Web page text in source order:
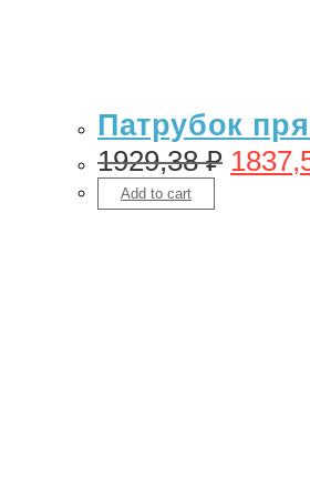
Патрубок
1929,38₽
Add to cart